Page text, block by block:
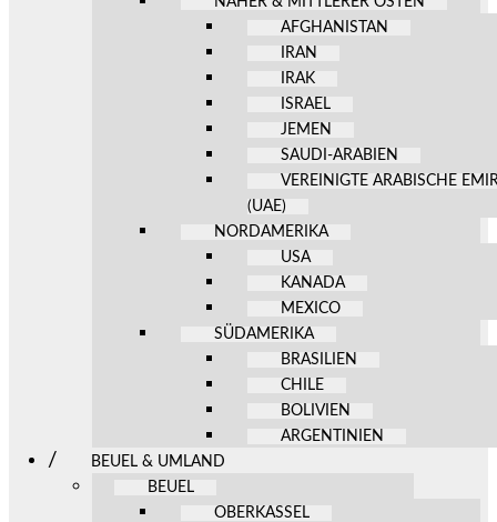
AFGHANISTAN
IRAN
IRAK
ISRAEL
JEMEN
SAUDI-ARABIEN
VEREINIGTE ARABISCHE
(UAE)
NORDAMERIKA
USA
KANADA
MEXICO
SÜDAMERIKA
BRASILIEN
CHILE
BOLIVIEN
ARGENTINIEN
BEUEL & UMLAND
BEUEL
OBERKASSEL